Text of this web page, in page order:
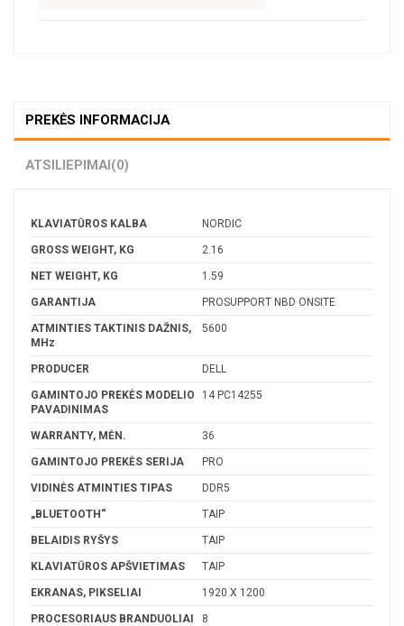
PREKĖS INFORMACIJA
ATSILIEPIMAI(0)
KLAVIATŪROS KALBA NORDIC
GROSS WEIGHT, KG 2.16
NET WEIGHT, KG 1.59
GARANTIJA PROSUPPORT NBD ONSITE
ATMINTIES TAKTINIS DAŽNIS,
MHz
5600
PRODUCER DELL
GAMINTOJO PREKĖS MODELIO
PAVADINIMAS
14 PC14255
WARRANTY, MĖN. 36
GAMINTOJO PREKĖS SERIJA PRO
VIDINĖS ATMINTIES TIPAS DDR5
„BLUETOOTH“ TAIP
BELAIDIS RYŠYS TAIP
KLAVIATŪROS APŠVIETIMAS TAIP
EKRANAS, PIKSELIAI 1920 X 1200
PROCESORIAUS BRANDUOLIAI 8